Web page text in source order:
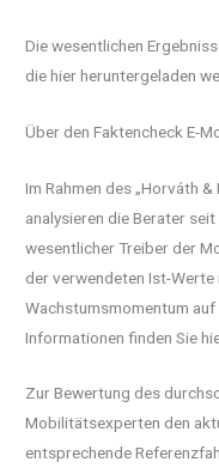
Die wesentlichen
die hier heruntergeladen
Über den Faktencheck E-
Im Rahmen des „Horváth
analysieren die Berater
wesentlicher Treiber der
der verwendeten Ist-
Wachstumsmomentum
Informationen finden Sie
Zur Bewertung des
Mobilitätsexperten den
entsprechende